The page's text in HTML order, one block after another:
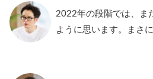
2022年の段階では、ま
ように思います。まさ